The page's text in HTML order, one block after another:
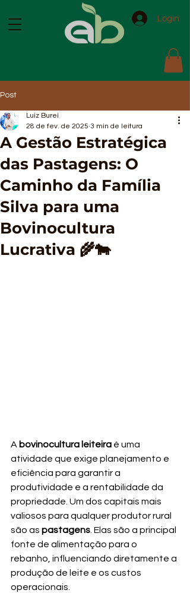
Login
Post
A Gestão Estratégica
das Pastagens: O
Caminho da Família
Silva para uma
Bovinocultura
Lucrativa 🌾🐄
Luiz Burei
28 de fev. de 2025 3 min de leitura
A bovinocultura leiteira é uma
atividade que exige planejamento e
eficiência para garantir a
produtividade e a rentabilidade da
propriedade. Um dos capitais mais
valiosos para qualquer produtor rural
são as pastagens . Elas são a principal
fonte de alimentação para o
rebanho, influenciando diretamente a
produção de leite e os custos
operacionais.